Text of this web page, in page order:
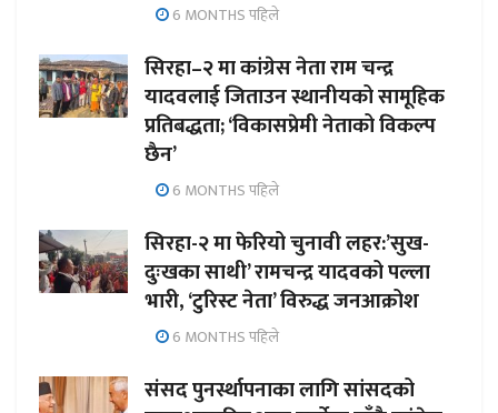
6 MONTHS पहिले
सिरहा–२ मा कांग्रेस नेता राम चन्द्र
यादवलाई जिताउन स्थानीयको सामूहिक
प्रतिबद्धता; ‘विकासप्रेमी नेताको विकल्प
छैन’
6 MONTHS पहिले
सिरहा-२ मा फेरियो चुनावी लहर:’सुख-
दुःखका साथी’ रामचन्द्र यादवको पल्ला
भारी, ‘टुरिस्ट नेता’ विरुद्ध जनआक्रोश
6 MONTHS पहिले
संसद पुनर्स्थापनाका लागि सांसदको